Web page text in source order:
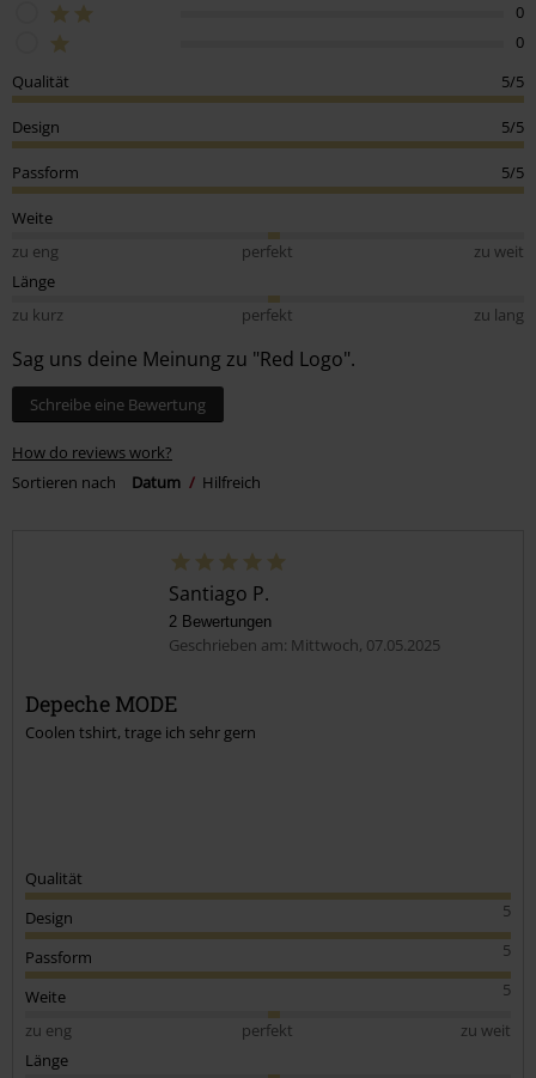
0
0
Qualität
5/5
Design 5/5
Passform 5/5
Weite
zu eng
perfekt
zu weit
Länge
zu kurz
perfekt zu lang
Sag uns deine Meinung zu "Red Logo".
Schreibe eine Bewertung
How do reviews work?
Sortieren nach
Datum Hilfreich
Santiago P.
2 Bewertungen
Geschrieben am: Mittwoch, 07.05.2025
Depeche MODE
Coolen tshirt, trage ich sehr gern
Qualität
5
Design
5
Passform
5
Weite
zu eng
perfekt
zu weit
Länge